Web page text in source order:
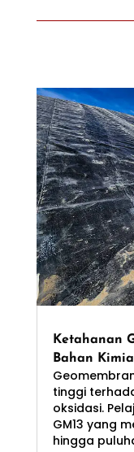
Ketahanan
Bahan
tinggi
oksidasi.
GM13 yang
hingga